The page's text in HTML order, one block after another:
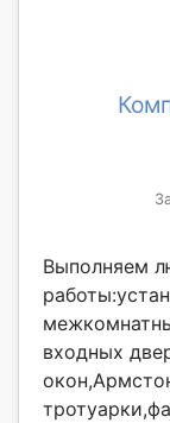
Выполняем
входных